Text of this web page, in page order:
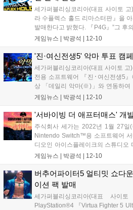
세가퍼블리싱코리아(대표 사이토
라 수플렉스 홀드 리마스터판』을
발매한다고 밝혔다. 『P4G』”그 후
『페르소나3』의 캐릭터가 집결하
P4U2)』...
게임뉴스 | 박광석 12-10
'진·여신전생5' 악마 투표 캠
세가퍼블리싱코리아(대표 사이토
전용 소프트웨어 『진･여신전생5
상 「데일리 악마(※)」와 연동하여
페인 제4탄(최종회)】을 실시 중이
게임뉴스 | 박광석 12-10
'서바이빙 더 애프터매스' 개
주식회사 세가는 2022년 1월 27
Nintendo Switch™용 소프트웨어
디오인 아이스플레이크의 스튜디오
제작자 인터뷰와 제작 중인 게임 영
게임뉴스 | 박광석 12-10
버추어파이터5 얼티밋 쇼다
이션 팩 발매
세가퍼블리싱코리아(대표 사
PlayStation®4 『Virtua Fighter 5